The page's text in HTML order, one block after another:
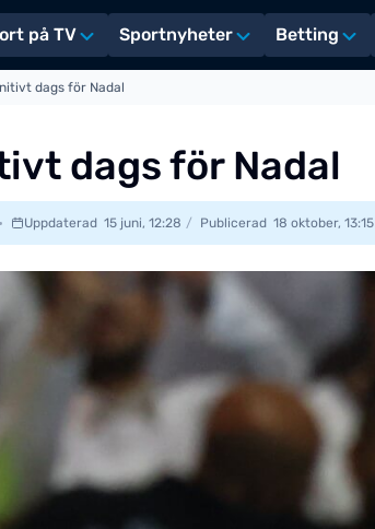
på TV Sportnyheter Betting
dags för Nadal
dags för Nadal
Uppdaterad 15 juni, 12:28 Publicerad 18 oktober, 13:15